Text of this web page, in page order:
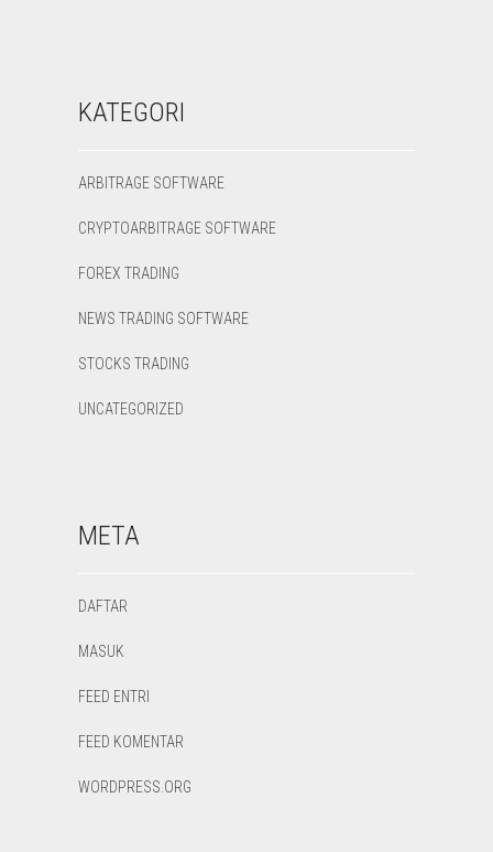
KATEGORI
ARBITRAGE SOFTWARE
CRYPTOARBITRAGE SOFTWARE
FOREX TRADING
NEWS TRADING SOFTWARE
STOCKS TRADING
UNCATEGORIZED
META
DAFTAR
MASUK
FEED ENTRI
FEED KOMENTAR
WORDPRESS.ORG